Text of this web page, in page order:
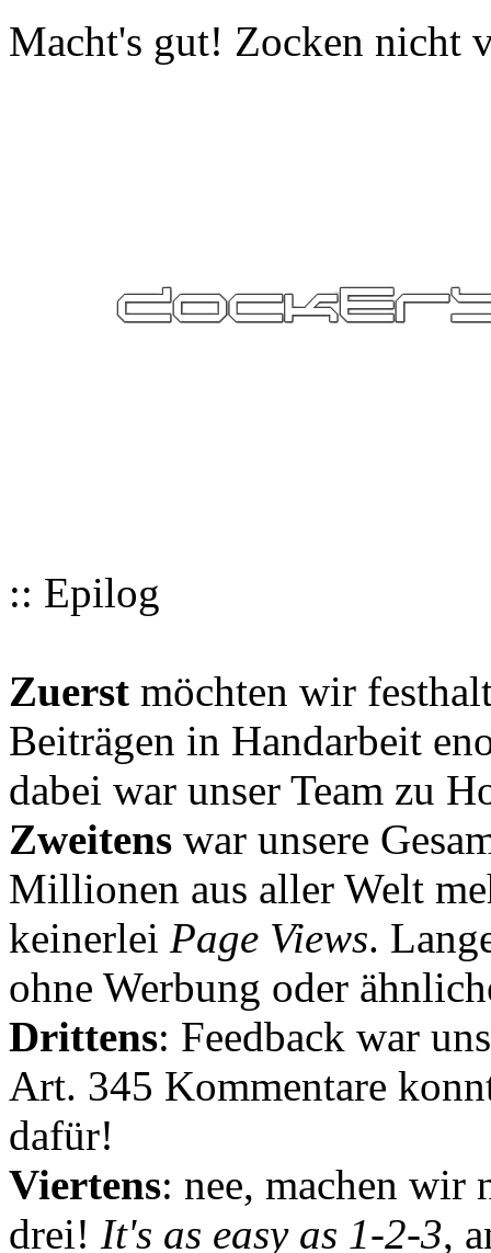
Macht's gut! Zocken nicht
:: Epilog
Zuerst möchten wir
Beiträgen in Handarbeit
dabei war unser Team zu
Zweitens war unsere
Millionen aus aller Welt
keinerlei Page Views.
ohne Werbung oder
Drittens: Feedback war
Art. 345 Kommentare
dafür!
Viertens: nee, machen wir
drei! It's as easy as 1-2-3,